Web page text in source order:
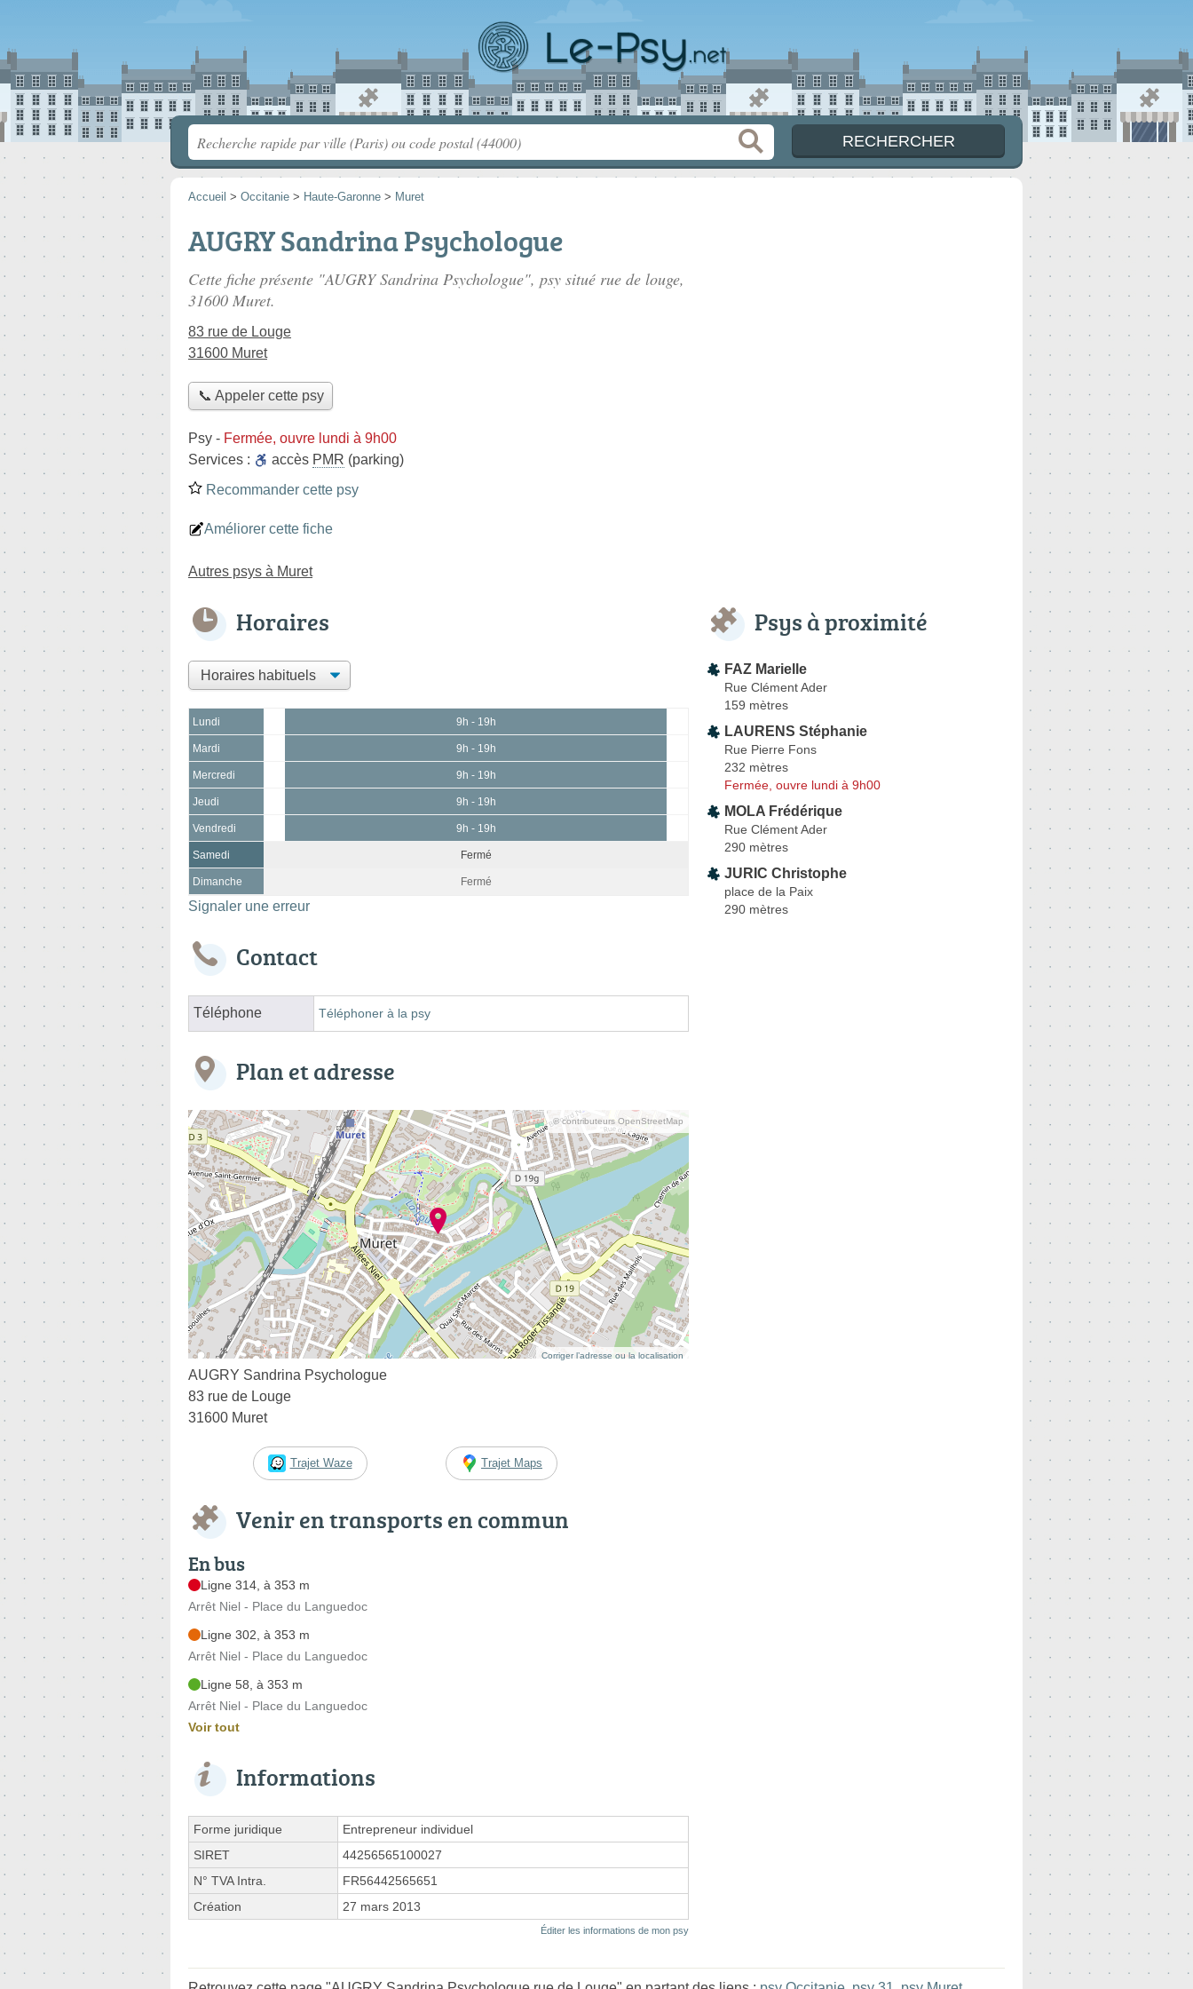
Accueil > Occitanie > Haute-Garonne > Muret
AUGRY Sandrina Psychologue
Cette fiche présente "AUGRY Sandrina Psychologue", psy situé rue de louge,
31600 Muret.
83 rue de Louge
31600 Muret
📞 Appeler cette psy
Psy - Fermée, ouvre lundi à 9h00
Services :
accès PMR (parking)
Recommander cette psy
Améliorer cette fiche
Autres psys à Muret
Horaires
Lundi 9h - 19h
Mardi 9h - 19h
Mercredi 9h - 19h
Jeudi 9h - 19h
Vendredi 9h - 19h
Samedi Fermé
Dimanche Fermé
Signaler une erreur
Contact
Téléphone Téléphoner à la psy
Plan et adresse
© contributeurs OpenStreetMap
Corriger l’adresse ou la localisation
AUGRY Sandrina Psychologue
83 rue de Louge
31600 Muret
Trajet Waze Trajet Maps
Venir en transports en commun
En bus
Ligne 314, à 353 m
Arrêt Niel - Place du Languedoc
Ligne 302, à 353 m
Arrêt Niel - Place du Languedoc
Ligne 58, à 353 m
Arrêt Niel - Place du Languedoc
Voir tout
Informations
Forme juridique
Entrepreneur individuel
SIRET
44256565100027
N° TVA Intra.
FR56442565651
Création
27 mars 2013
Éditer les informations de mon psy
Psys à proximité
FAZ Marielle
Rue Clément Ader
159 mètres
LAURENS Stéphanie
Rue Pierre Fons
232 mètres
Fermée, ouvre lundi à 9h00
MOLA Frédérique
Rue Clément Ader
290 mètres
JURIC Christophe
place de la Paix
290 mètres